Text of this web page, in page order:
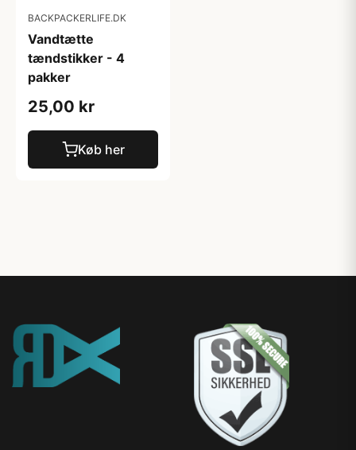
BACKPACKERLIFE.DK
Vandtætte
tændstikker - 4
pakker
25,00 kr
Køb her